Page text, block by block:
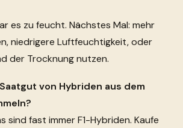
es zu feucht. Nächstes Mal: mehr
niedrigere Luftfeuchtigkeit, oder
der Trocknung nutzen.
von Hybriden aus dem
sind fast immer F1-Hybriden. Kaufe